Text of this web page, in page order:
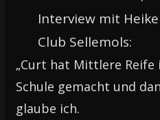
Interview mit
Club Sellemols:
„Curt hat Mittlere
Schule gemacht und
glaube ich.